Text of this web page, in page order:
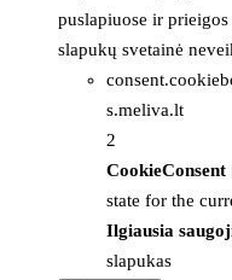
puslapiuose ir
slapukų svetainė
s.meliva.lt
2
CookieConsent
state for the
Ilgiausia
slapukas